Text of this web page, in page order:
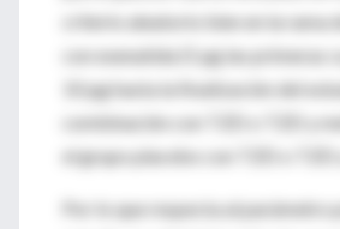
criterio aleatorio bien en la rama
con exenatida (5 μg las primeras
10 μg hasta la finalización del
combinación con TZD o TZD y
el grupo placebo con TZD o TZD
Por lo que respecta al parámetro